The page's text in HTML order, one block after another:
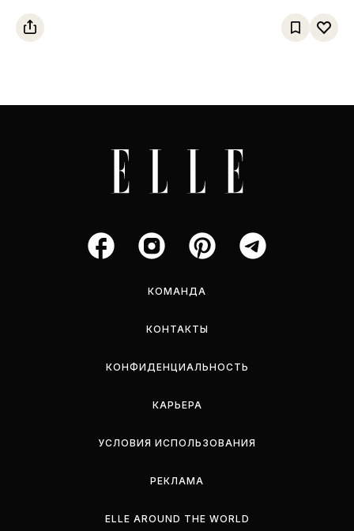
КОМАНДА
КОНТАКТЫ
КОНФИДЕНЦИАЛЬНОСТЬ
КАРЬЕРА
УСЛОВИЯ ИСПОЛЬЗОВАНИЯ
РЕКЛАМА
ELLE AROUND THE WORLD